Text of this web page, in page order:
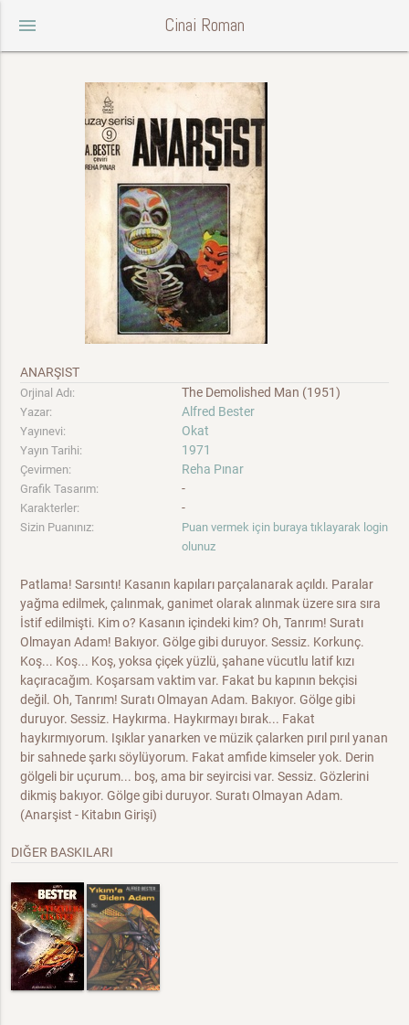
menu Cinai Roman
ANARŞIST
Orjinal Adı: The Demolished Man (1951)
Yazar: Alfred Bester
Yayınevi: Okat
Yayın Tarihi: 1971
Çevirmen: Reha Pınar
Grafik Tasarım: -
Karakterler: -
Sizin Puanınız:
Puan vermek için buraya tıklayarak login
olunuz
Patlama! Sarsıntı! Kasanın kapıları parçalanarak açıldı. Paralar
yağma edilmek, çalınmak, ganimet olarak alınmak üzere sıra sıra
İstif edilmişti. Kim o? Kasanın içindeki kim? Oh, Tanrım! Suratı
Olmayan Adam! Bakıyor. Gölge gibi duruyor. Sessiz. Korkunç.
Koş... Koş... Koş, yoksa çiçek yüzlü, şahane vücutlu latif kızı
kaçıracağım. Koşarsam vaktim var. Fakat bu kapının bekçisi
değil. Oh, Tanrım! Suratı Olmayan Adam. Bakıyor. Gölge gibi
duruyor. Sessiz. Haykırma. Haykırmayı bırak... Fakat
haykırmıyorum. Işıklar yanarken ve müzik çalarken pırıl pırıl yanan
bir sahnede şarkı söylüyorum. Fakat amfide kimseler yok. Derin
gölgeli bir uçurum... boş, ama bir seyircisi var. Sessiz. Gözlerini
dikmiş bakıyor. Gölge gibi duruyor. Suratı Olmayan Adam.
(Anarşist - Kitabın Girişi)
DIĞER BASKILARI